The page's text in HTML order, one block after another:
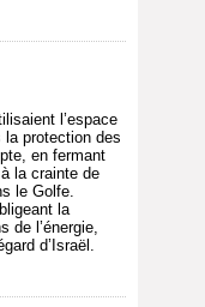
l’espace
la protection des
en fermant
la crainte de
le Golfe.
la
de l’énergie,
d’Israël.